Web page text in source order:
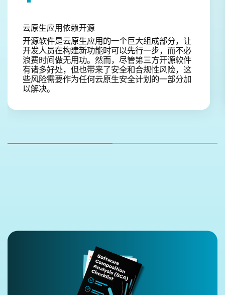
云原生应用依赖开源
开源软件是云原生应用的一个巨大组成部分，让
开发人员在构建新功能时可以先行一步，而不必
浪费时间做无用功。然而，尽管第三方开源软件
有诸多好处，但也带来了安全和合规性风险，这
些风险需要作为任何云原生安全计划的一部分加
以解决。